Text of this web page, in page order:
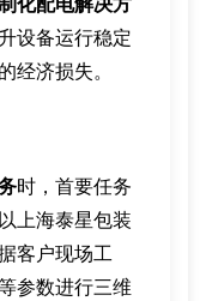
设备运行稳定
经济损失。
时，首要任务
上海泰星包装
客户现场工
参数进行三维